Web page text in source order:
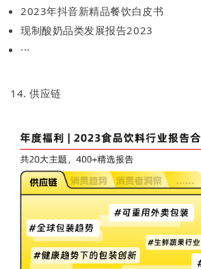
2023年抖音新精品餐饮白皮书
现制酸奶品类发展报告2023
···
14. 供应链